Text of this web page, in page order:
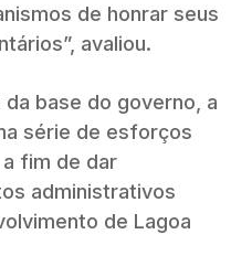
de honrar seus
avaliou.
base do governo, a
série de esforços
fim de dar
administrativos
de Lagoa